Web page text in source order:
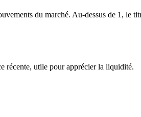
du marché. Au-dessus de 1, le
récente, utile pour apprécier la liquidité.